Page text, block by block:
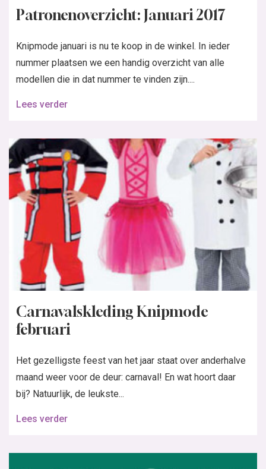
Patronenoverzicht: Januari 2017
Knipmode januari is nu te koop in de winkel. In ieder
nummer plaatsen we een handig overzicht van alle
modellen die in dat nummer te vinden zijn....
Lees verder
Carnavalskleding Knipmode
februari
Het gezelligste feest van het jaar staat over anderhalve
maand weer voor de deur: carnaval! En wat hoort daar
bij? Natuurlijk, de leukste...
Lees verder